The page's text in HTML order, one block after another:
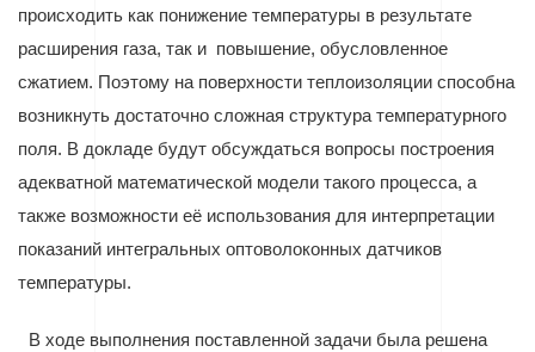
происходить как понижение температуры в результате
расширения газа, так и повышение, обусловленное
сжатием. Поэтому на поверхности теплоизоляции способна
возникнуть достаточно сложная структура температурного
поля. В докладе будут обсуждаться вопросы построения
адекватной математической модели такого процесса, а
также возможности её использования для интерпретации
показаний интегральных оптоволоконных датчиков
температуры.
В ходе выполнения поставленной задачи была решена